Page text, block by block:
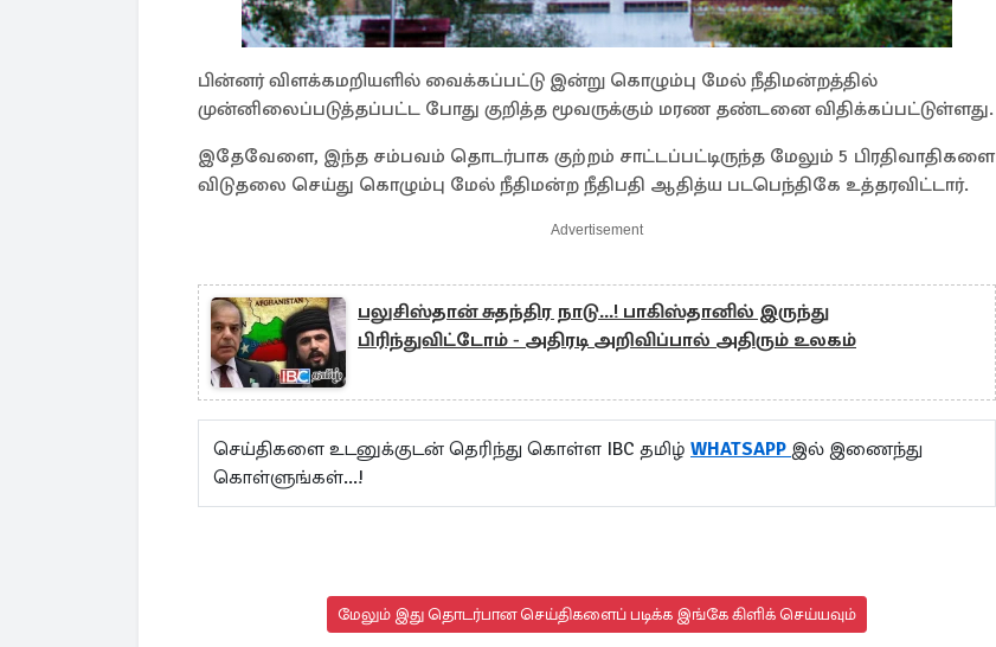
பின்னர் விளக்கமறியளில் வைக்கப்பட்டு இன்று கொழும்பு மேல் நீதிமன்றத்தில்
முன்னிலைப்படுத்தப்பட்ட போது குறித்த மூவருக்கும் மரண தண்டனை விதிக்கப்பட்டுள்ளது.
இதேவேளை, இந்த சம்பவம் தொடர்பாக குற்றம் சாட்டப்பட்டிருந்த மேலும் 5 பிரதிவாதிகளை
விடுதலை செய்து கொழும்பு மேல் நீதிமன்ற நீதிபதி ஆதித்ய படபெந்திகே உத்தரவிட்டார்.
Advertisement
பலுசிஸ்தான் சுதந்திர நாடு...! பாகிஸ்தானில் இருந்து
பிரிந்துவிட்டோம் - அதிரடி அறிவிப்பால் அதிரும் உலகம்
செய்திகளை உடனுக்குடன் தெரிந்து கொள்ள IBC தமிழ் WHATSAPP இல் இணைந்து
கொள்ளுங்கள்...!
மேலும் இது தொடர்பான செய்திகளைப் படிக்க இங்கே கிளிக் செய்யவும்